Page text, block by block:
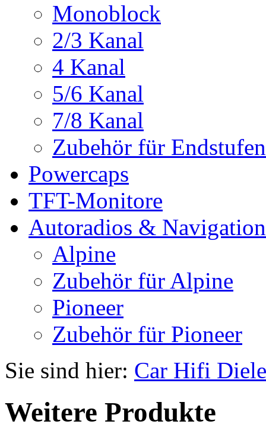
Monoblock
2/3 Kanal
4 Kanal
5/6 Kanal
7/8 Kanal
Zubehör für Endstufen
Powercaps
TFT-Monitore
Autoradios & Navigation
Alpine
Zubehör für Alpine
Pioneer
Zubehör für Pioneer
Sie sind hier: Car Hifi
Weitere Produkte